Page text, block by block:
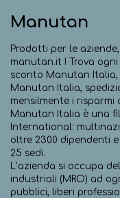
Manutan
Prodotti per le
manutan.it ! Trova
sconto Manutan
Manutan Italia,
mensilmente i
Manutan Italia è una
International:
oltre 2300 dipendenti
25 sedi.
L’azienda si occupa
industriali (MRO) ad
pubblici, liberi